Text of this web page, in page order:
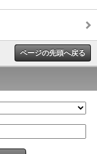
ページの先頭へ戻る